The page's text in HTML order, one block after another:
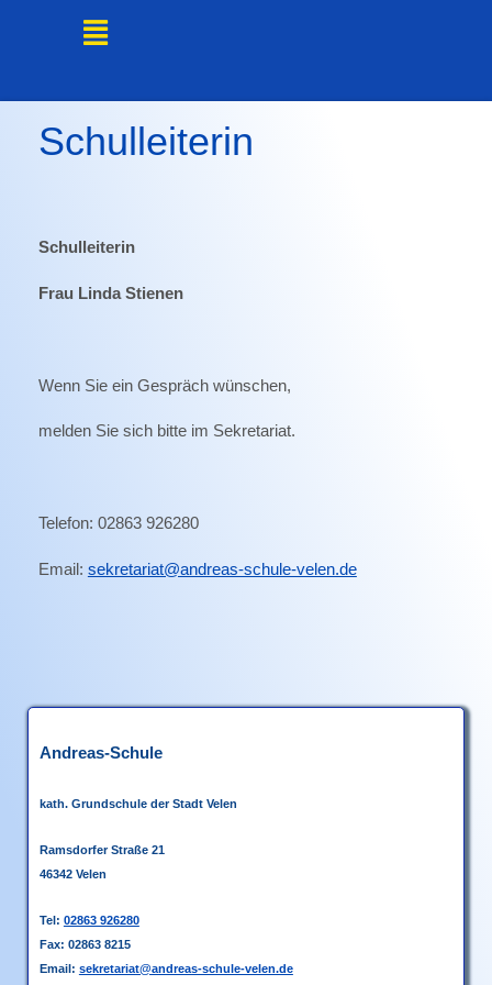
online
krankmelden!
xx
Informationen
unser
Schulleitung
A-
unsere
Termine
Schulleben
Schulleiterin
Schulleiterin
Frau Linda Stienen
Wenn Sie ein Gespräch wünschen,
melden Sie sich bitte im Sekretariat.
Telefon: 02863 926280
Email: sekretariat@andreas-schule-velen.de
Andreas-Schule
kath. Grundschule der Stadt Velen
Ramsdorfer Straße 21
46342 Velen
Tel: 02863 926280
Fax: 02863 8215
Email: sekretariat@andreas-schule-velen.de